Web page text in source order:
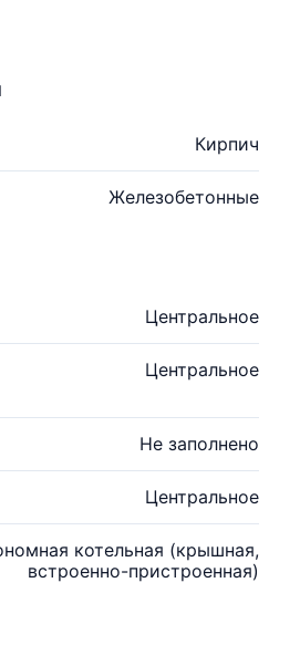
Кирпич
Железобетонные
Центральное
Центральное
Не заполнено
Центральное
котельная (крышная,
встроенно-пристроенная)